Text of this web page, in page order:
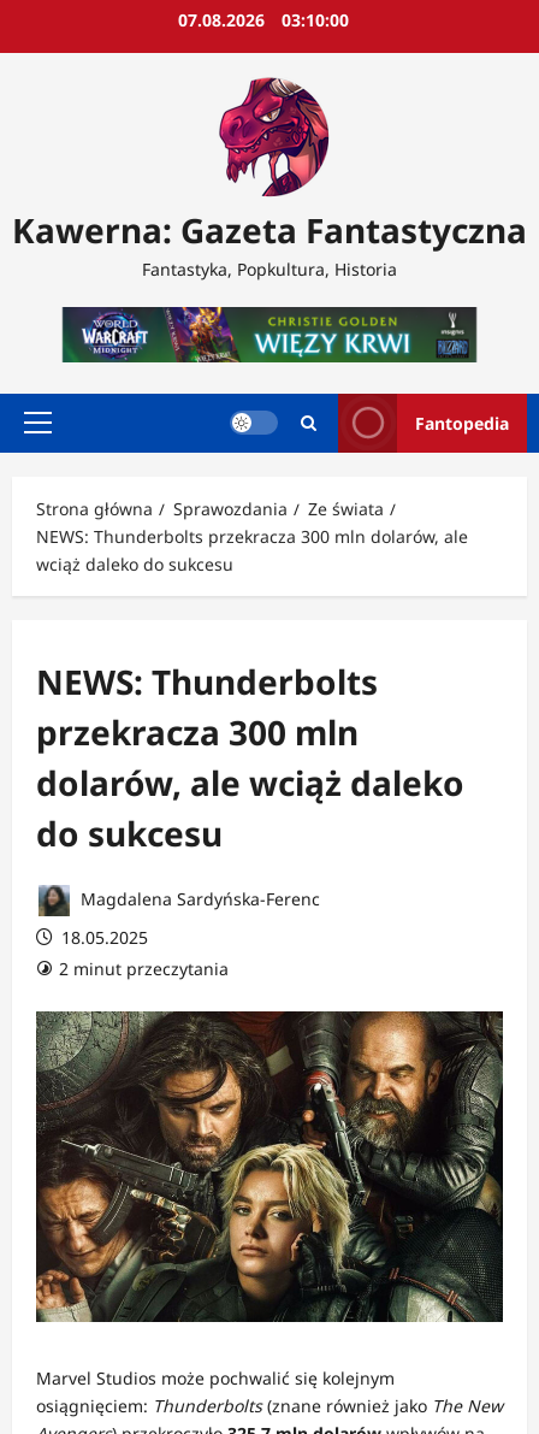
07.08.2026 03:10:02
Kawerna: Gazeta Fantastyczna
Fantastyka, Popkultura, Historia
Menu
Fantopedia
Strona główna Sprawozdania
Ze świata
NEWS: Thunderbolts przekracza 300 mln dolarów, ale
wciąż daleko do sukcesu
NEWS: Thunderbolts
przekracza 300 mln
dolarów, ale wciąż daleko
do sukcesu
Magdalena Sardyńska-Ferenc
18.05.2025
2 minut przeczytania
Marvel Studios może pochwalić się kolejnym
osiągnięciem: Thunderbolts(znane również jako The New